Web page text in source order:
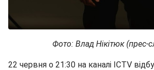
Фото: Влад Нікітюк (прес-
22 червня о 21:30 на каналі ICTV